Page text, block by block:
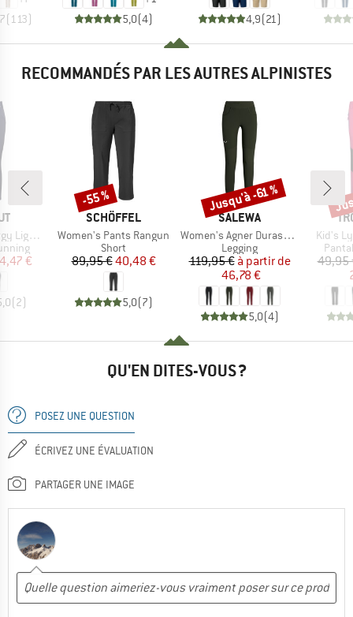
(113)
5,0(4) 4,9(21 )
RECOMMANDÉS PAR LES AUTRES ALPINISTES
Tights
réduit
€
(2)
MARQUE
SCHÖFFEL
Article
Women's Pants Rangun
Product group
Short
Prix
89,95 €Prix réduit
40,48 €
5,0(7)
Remise
-55 %
MARQUE
SALEWA
Article
Women's Agner Durastretch Tights
Product group
Legging
Prix
119,95 € Prix réduit
à partir de
46,78 €
5,0(4)
Remise
Jusqu'à -61 %
Article
Kid's
49,95
QU'EN DITES-VOUS ?
POSEZ UNE QUESTION
ÉCRIVEZ UNE ÉVALUATION
PARTAGER UNE IMAGE